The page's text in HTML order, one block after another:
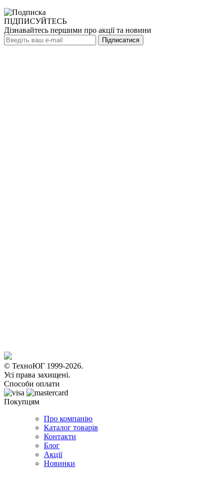
ПІДПИСУЙТЕСЬ
Дізнавайтесь першими про акції та новини
Підписатися
© ТехноЮГ 1999-2026.
Усі права захищені.
Способи оплати
Покупцям
Про компанію
Каталог товарів
Контакти
Блог
Акції
Новинки